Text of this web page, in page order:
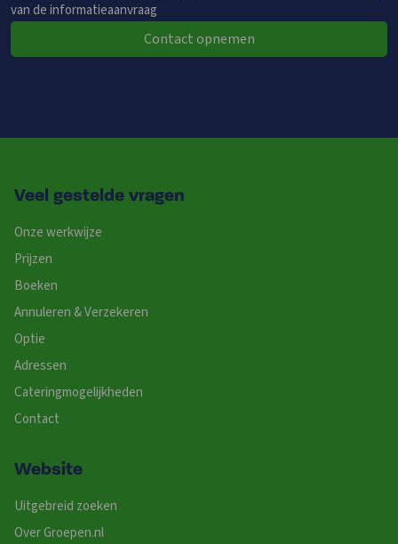
van de informatieaanvraag
Contact opnemen
Veel gestelde vragen
Onze werkwijze
Prijzen
Boeken
Annuleren & Verzekeren
Optie
Adressen
Cateringmogelijkheden
Contact
Website
Uitgebreid zoeken
Over Groepen.nl